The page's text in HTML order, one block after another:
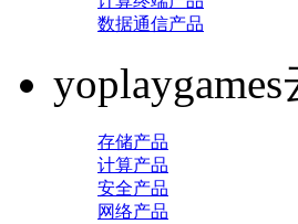
数据通信产品
存储产品
计算产品
安全产品
网络产品